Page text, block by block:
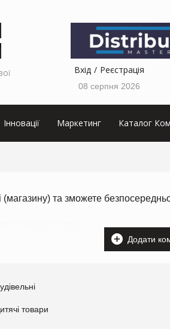
Вхід Реєстрація
08 серпня 2026
Інновації Маркетинг Каталог
(магазину) та зможете
Додати
товари